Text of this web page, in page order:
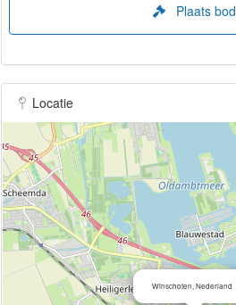
Plaats bod
Locatie
Winschoten, Nederland